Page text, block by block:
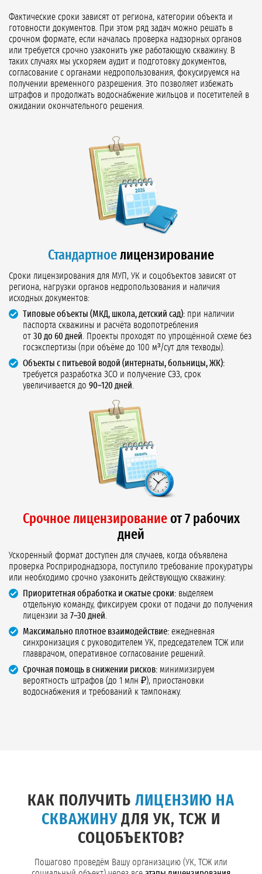
Фактические сроки зависят от региона, категории объекта и
готовности документов. При этом ряд задач можно решать в
срочном формате, если началась проверка надзорных органов
или требуется срочно узаконить уже работающую скважину. В
таких случаях мы ускоряем аудит и подготовку документов,
согласование с органами недропользования, фокусируемся на
получении временного разрешения. Это позволяет избежать
штрафов и продолжать водоснабжение жильцов и посетителей в
ожидании окончательного решения.
Стандартное лицензирование
Сроки лицензирования для МУП, УК и соцобъектов зависят от
региона, нагрузки органов недропользования и наличия
исходных документов:
Типовые объекты (МКД, школа, детский сад): при наличии
паспорта скважины и расчёта водопотребления
от 30 до 60 дней . Проекты проходят по упрощённой схеме без
госэкспертизы (при объёме до 100 м³/сут для техводы).
Объекты с питьевой водой (интернаты, больницы, ЖК):
требуется разработка ЗСО и получение СЭЗ, срок
увеличивается до 90–120 дней
Срочное лицензированиеот 7 рабочих
дней
Ускоренный формат доступен для случаев, когда объявлена
проверка Росприроднадзора, поступило требование прокуратуры
или необходимо срочно узаконить действующую скважину:
Приоритетная обработка и сжатые сроки: выделяем
отдельную команду, фиксируем сроки от подачи до получения
лицензии за 7–30 дней
Максимально плотное взаимодействие: ежедневная
синхронизация с руководителем УК, председателем ТСЖ или
главврачом, оперативное согласование решений.
Срочная помощь в снижении рисков: минимизируем
вероятность штрафов (до 1 млн ₽), приостановки
водоснабжения и требований к тампонажу.
КАК ПОЛУЧИТЬ ЛИЦЕНЗИЮ НА
СКВАЖИНУ ДЛЯ УК, ТСЖ И
СОЦОБЪЕКТОВ?
Пошагово проведём Вашу организацию (УК, ТСЖ или